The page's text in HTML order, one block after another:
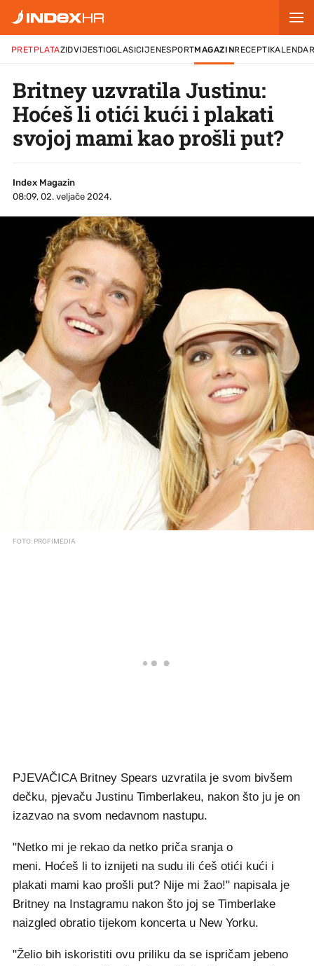
PRETPLATAZIDVIJESTIOGLASICIJENESPORTMAGAZINRECEPTI
Britney uzvratila Justinu:
Hoćeš li otići kući i plakati
svojoj mami kao prošli put?
Index Magazin
08:09, 02. veljače 2024.
FOTO: PROFIMEDIA
PJEVAČICA Britney Spears uzvratila je svom bivšem
dečku, pjevaču Justinu Timberlakeu, nakon što ju je on
izazvao na svom nedavnom nastupu.
"Netko mi je rekao da netko priča sranja o
meni. Hoćeš li to iznijeti na sudu ili ćeš otići kući i
plakati mami kao prošli put? Nije mi žao!" napisala je
Britney na Instagramu nakon što joj se Timberlake
naizgled obratio tijekom koncerta u New Yorku.
"Želio bih iskoristiti ovu priliku da se ispričam jebeno